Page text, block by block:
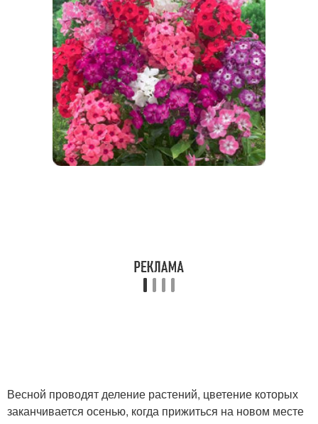
Весной проводят деление растений, цветение которых
заканчивается осенью, когда прижиться на новом месте